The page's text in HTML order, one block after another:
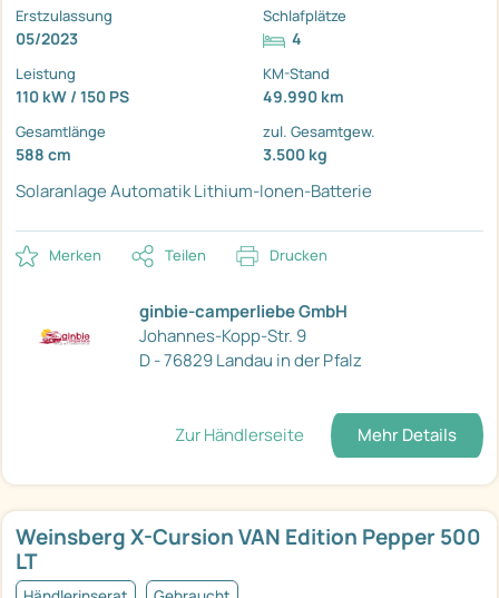
Erstzulassung
05/2023
Schlafplätze
4
Leistung
110 kW / 150 PS
KM-Stand
49.990 km
Gesamtlänge
588 cm
zul. Gesamtgew.
3.500 kg
SolaranlageAutomatikLithium-Ionen-Batterie
Merken Teilen Drucken
ginbie-camperliebe GmbH
Johannes-Kopp-Str. 9
D - 76829 Landau in der Pfalz
Zur Händlerseite Mehr Details
Weinsberg X-Cursion VAN Edition Pepper 500
LT